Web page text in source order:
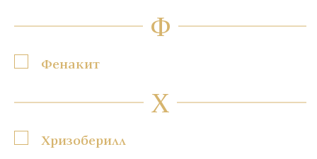
Ф
Фенакит
Х
Хризоберилл